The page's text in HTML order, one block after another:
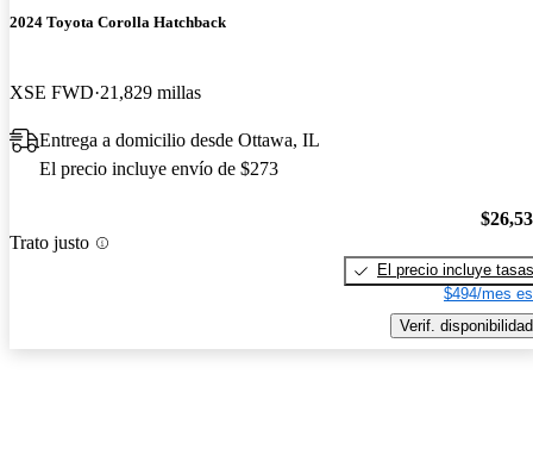
2024 Toyota Corolla Hatchback
XSE FWD 21,829 millas
Entrega a domicilio desde Ottawa, IL
El precio incluye envío de $273
Trato justo
El precio incluye tasas
$494/mes
Verif. disponibilidad